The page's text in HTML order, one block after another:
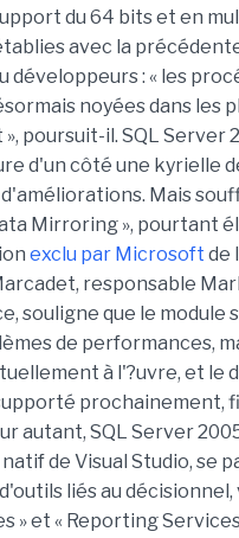
du 64 bits et en
avec la
développeurs : « les
noyées dans les
poursuit-il. SQL Server
d'un côté une kyrielle
Mais
Mirroring », pourtant
exclu par Microsoft de
responsable
souligne que le module
de performances,
à l'?uvre, et le
prochainement,
autant, SQL Server
de Visual Studio, se
liés au décisionnel,
» et « Reporting